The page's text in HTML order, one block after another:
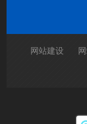
网站建设